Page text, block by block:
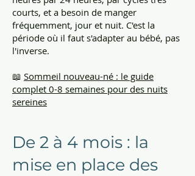
courts, et a besoin de manger
fréquemment, jour et nuit. C'est la
période où il faut s'adapter au bébé, pas
l'inverse.
📖 Sommeil nouveau-né : le guide
complet 0-8 semaines pour des nuits
sereines
De 2 à 4 mois : la
mise en place des